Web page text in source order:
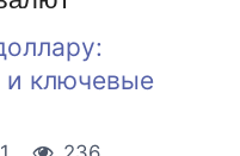
и ключевые